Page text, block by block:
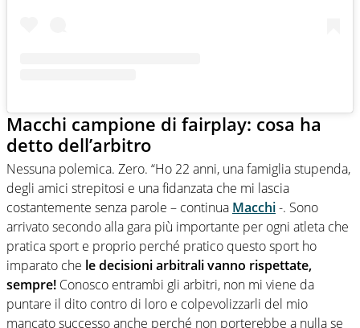
Macchi campione di fairplay: cosa ha
detto dell’arbitro
Nessuna polemica. Zero. “Ho 22 anni, una famiglia stupenda,
degli amici strepitosi e una fidanzata che mi lascia
costantemente senza parole – continua Macchi-. Sono
arrivato secondo alla gara più importante per ogni atleta che
pratica sport e proprio perché pratico questo sport ho
imparato che le decisioni arbitrali vanno rispettate,
sempre! Conosco entrambi gli arbitri, non mi viene da
puntare il dito contro di loro e colpevolizzarli del mio
mancato successo anche perché non porterebbe a nulla se